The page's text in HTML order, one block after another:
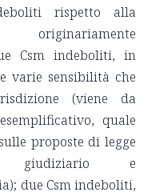
rispetto alla
originariamente
Csm indeboliti, in
varie sensibilità che
(viene da
quale
proposte di legge
giudiziario e
due Csm indeboliti,